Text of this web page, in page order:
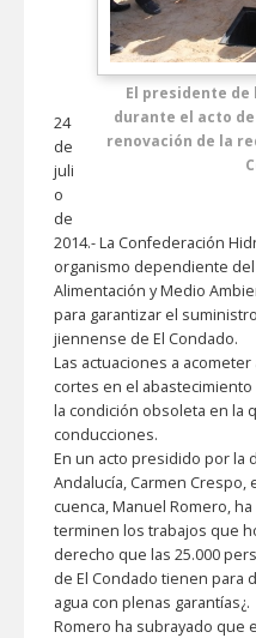
El presidente de
durante el acto
renovación de la
24
de
juli
o
de
2014.- La Confederación
organismo dependiente
Alimentación y Medio
para garantizar el
jiennense de El Condado.
Las actuaciones a
cortes en el
la condición obsoleta en la
conducciones.
En un acto presidido por la
Andalucía, Carmen
cuenca, Manuel Romero,
terminen los trabajos que
derecho que las 25.000
de El Condado tienen para
agua con plenas garantías¿.
Romero ha subrayado que